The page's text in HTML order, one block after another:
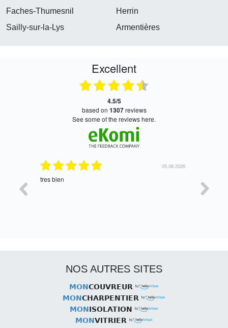
Faches-Thumesnil
Herrin
Sailly-sur-la-Lys
Armentières
Excellent
4.5/5
based on 1307reviews
see some of the reviews here.
05.08.2026
tres bien
NOS AUTRES SITES
MONCOUVREUR
MONCHARPENTIER
MONISOLATION
MONVITRIER